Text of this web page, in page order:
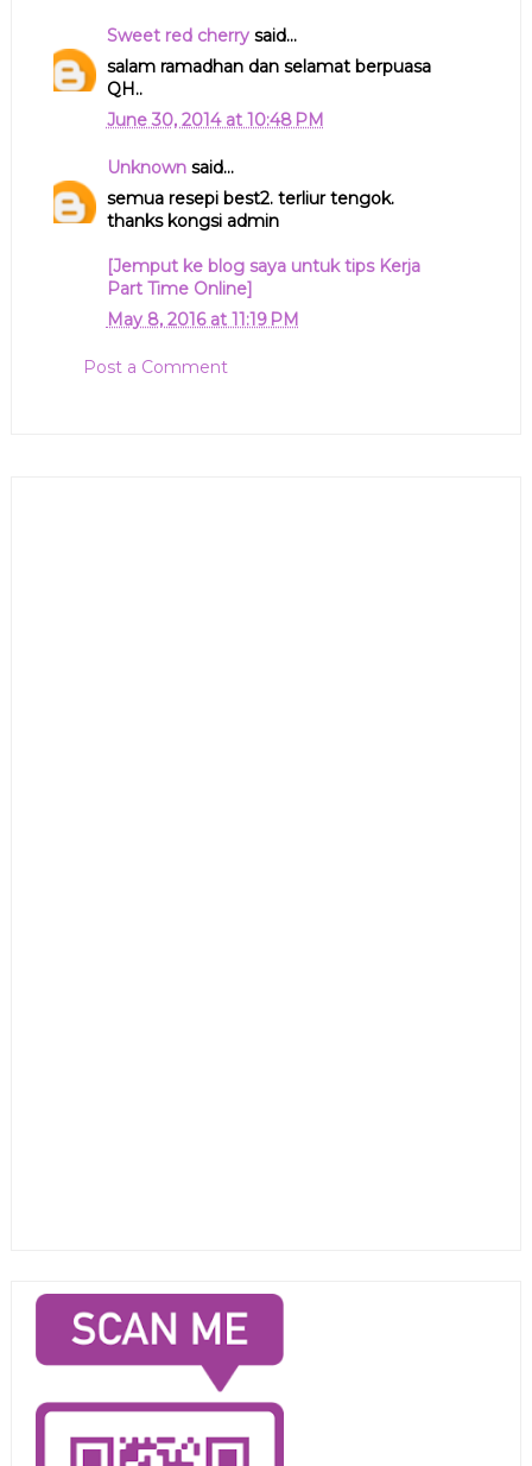
Sweet red cherrysaid...
salam ramadhan dan selamat berpuasa
QH..
June 30, 2014 at 10:48 PM
Unknownsaid...
semua resepi best2. terliur tengok.
thanks kongsi admin
[Jemput ke blog saya untuk tips Kerja
Part Time Online]
May 8, 2016 at 11:19 PM
Post a Comment